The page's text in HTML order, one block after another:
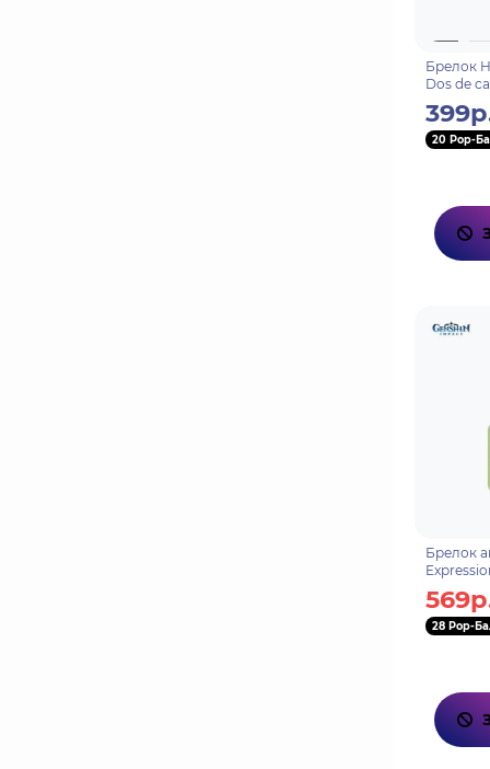
Брелок
Dos de
20 Pop-
Брелок
28 Pop-